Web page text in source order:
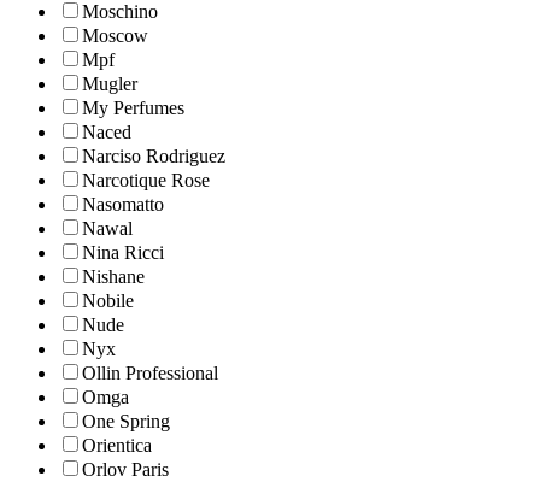
Moschino
Moscow
Mpf
Mugler
My Perfumes
Naced
Narciso Rodriguez
Narcotique Rose
Nasomatto
Nawal
Nina Ricci
Nishane
Nobile
Nude
Nyx
Ollin Professional
Omga
One Spring
Orientica
Orlov Paris